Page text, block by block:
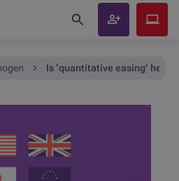
Is ‘quantitative easing’